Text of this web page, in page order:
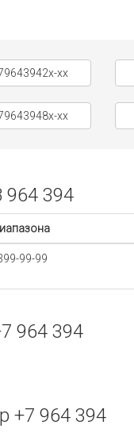
xx
xx
394
99-99
964 394
+7 964 394